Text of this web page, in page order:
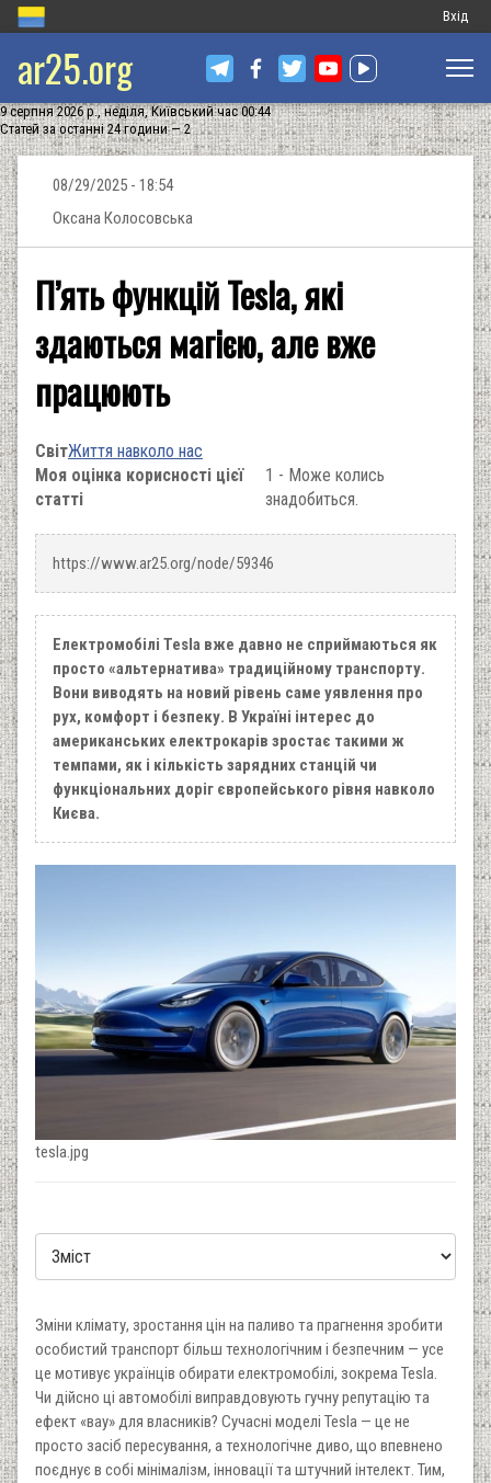
Меню
запису
Вхід
ar25.org
9 серпня 2026 р., неділя, Київський час 00:44
Статей за останні 24 години — 2
08/29/2025 - 18:54
Оксана Колосовська
П’ять функцій Tesla, які
здаються магією, але вже
працюють
СвітЖиття навколо нас
Моя оцінка корисності цієї
статті
1 - Може колись
знадобиться.
https://www.ar25.org/node/59346
Електромобілі Tesla вже давно не сприймаються як
просто «альтернатива» традиційному транспорту.
Вони виводять на новий рівень саме уявлення про
рух, комфорт і безпеку. В Україні інтерес до
американських електрокарів зростає такими ж
темпами, як і кількість зарядних станцій чи
функціональних доріг європейського рівня навколо
Києва.
tesla.jpg
Зміни клімату, зростання цін на паливо та прагнення зробити
особистий транспорт більш технологічним і безпечним — усе
це мотивує українців обирати електромобілі, зокрема Tesla.
Чи дійсно ці автомобілі виправдовують гучну репутацію та
ефект «вау» для власників? Сучасні моделі Tesla — це не
просто засіб пересування, а технологічне диво, що впевнено
поєднує в собі мінімалізм, інновації та штучний інтелект. Тим,